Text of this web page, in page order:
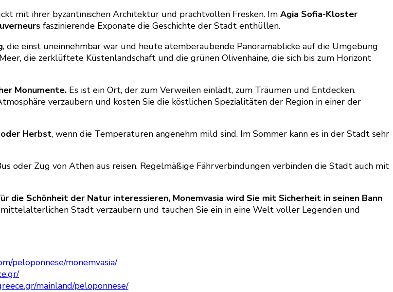
mit ihrer byzantinischen Architektur und prachtvollen Fresken. Im Agia Sofia-Kloster
faszinierende Exponate die Geschichte der Stadt enthüllen.
, die einst uneinnehmbar war und heute atemberaubende Panoramablicke auf die Umgebung
die zerklüftete Küstenlandschaft und die grünen Olivenhaine, die sich bis zum Horizont
Monumente. Es ist ein Ort, der zum Verweilen einlädt, zum Träumen und Entdecken.
verzaubern und kosten Sie die köstlichen Spezialitäten der Region in einer der
Herbst, wenn die Temperaturen angenehm mild sind. Im Sommer kann es in der Stadt sehr
oder Zug von Athen aus reisen. Regelmäßige Fährverbindungen verbinden die Stadt auch mit
die Schönheit der Natur interessieren, Monemvasia wird Sie mit Sicherheit in seinen Bann
Stadt verzaubern und tauchen Sie ein in eine Welt voller Legenden und
peloponnese/monemvasia/
mainland/peloponnese/